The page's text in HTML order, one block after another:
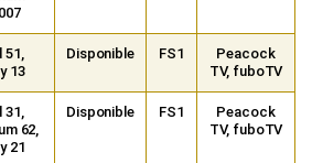
51,
13
Disponible FS1
Peacock
TV, fuboTV
31,
62,
21
Disponible FS1
Peacock
TV, fuboTV